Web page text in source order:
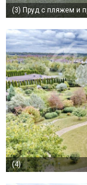
(3) Пруд с пляжем и
(4)